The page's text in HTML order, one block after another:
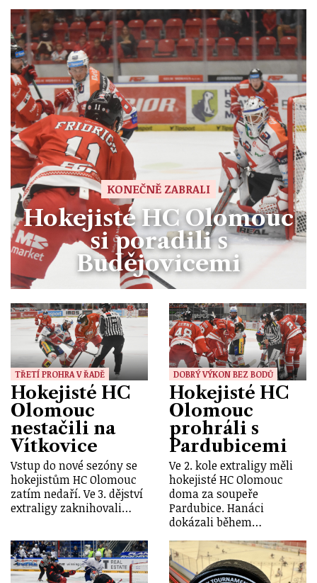
KONEČNĚ ZABRALI
Hokejisté HC Olomouc
si poradili s
Budějovicemi
TŘETÍ PROHRA V ŘADĚ
Hokejisté HC
Olomouc
nestačili na
Vítkovice
Vstup do nové sezóny se
hokejistům HC Olomouc
zatím nedaří. Ve 3. dějství
extraligy zaknihovali…
DOBRÝ VÝKON BEZ BODŮ
Hokejisté HC
Olomouc
prohráli s
Pardubicemi
Ve 2. kole extraligy měli
hokejisté HC Olomouc
doma za soupeře
Pardubice. Hanáci
dokázali během…